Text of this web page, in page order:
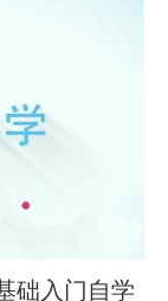
础入门自学